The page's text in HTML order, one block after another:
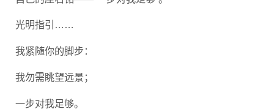
光明指引……
我紧随你的脚步：
我勿需眺望远景；
一步对我足够。